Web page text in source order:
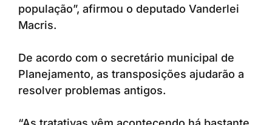
população”, afirmou o deputado Vanderlei
Macris.
De acordo com o secretário municipal de
Planejamento, as transposições ajudarão a
resolver problemas antigos.